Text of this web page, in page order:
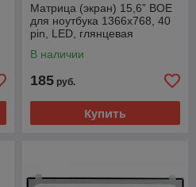
Матрица (экран) 15,6” BOE
для ноутбука 1366x768, 40
pin, LED, глянцевая
В наличии
185 руб.
Купить